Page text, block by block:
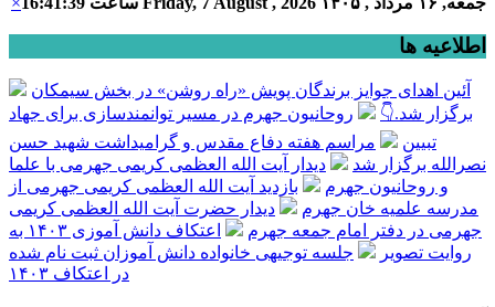
اطلاعیه ها
آئین اهدای جوایز برندگان پویش «راه روشن» در بخش سیمکان
برگزار شد.👇
روحانیون جهرم در مسیر توانمندسازی برای جهاد
تبیین
مراسم هفته دفاع مقدس و گرامیداشت شهید حسن
نصرالله برگزار شد
دیدار آیت الله العظمی کریمی جهرمی با علما
و روحانیون جهرم
بازدید آیت الله العظمی کریمی جهرمی از
مدرسه علمیه خان جهرم
دیدار حضرت آیت الله العظمی کریمی
جهرمی در دفتر امام جمعه جهرم
اعتکاف دانش آموزی ۱۴۰۳ به
روایت تصویر
جلسه توجیهی خانواده دانش آموزان ثبت نام شده
در اعتکاف ۱۴۰۳